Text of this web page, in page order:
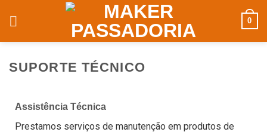
0
SUPORTE TÉCNICO
Assistência Técnica
Prestamos serviços de manutenção em produtos de